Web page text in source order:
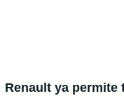
Renault ya